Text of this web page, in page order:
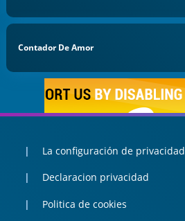
Contador De Amor
La configuración de privacidad
Declaracion privacidad
Politica de cookies